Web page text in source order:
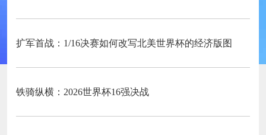
扩军首战：1/16决赛如何改写北美世界杯的经济版图
铁骑纵横：2026世界杯16强决战